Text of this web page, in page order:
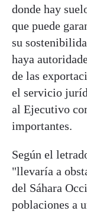
donde hay
que puede
su
haya
de las
el servicio
al Ejecutivo
importantes.
Según el
"llevaría a
del Sáhara
poblaciones a